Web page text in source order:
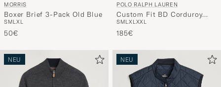
MORRIS
Boxer Brief 3-Pack Old Blue
SMLXL
50€
POLO RALPH LAUREN
Custom Fit BD Corduroy
Shirt Clubhouse Cream
SMLXLXXL
185€
NEU NEU